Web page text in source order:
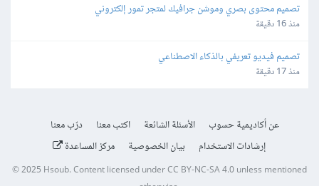
تصميم محتوى بصري وموشن جرافيك لمتجر تمور إلكتروني
منذ 16 دقيقة
تصميم فيديو تعريفي بالذكاء الاصطناعي
منذ 17 دقيقة
عن أكاديمية حسوب الأسئلة الشائعة اكتب معنا
درّب معنا
إرشادات الاستخدام
بيان الخصوصية مركز المساعدة
© 2025 Hsoub.Content licensed underCC BY-NC-SA 4.0unless mentioned